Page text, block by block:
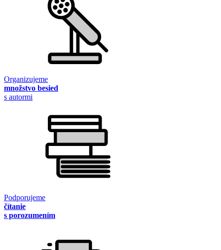
Organizujeme
množstvo besied
s autormi
Podporujeme
čítanie
s porozumením